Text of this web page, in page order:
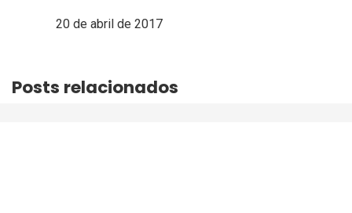
20 de abril de 2017
Posts relacionados